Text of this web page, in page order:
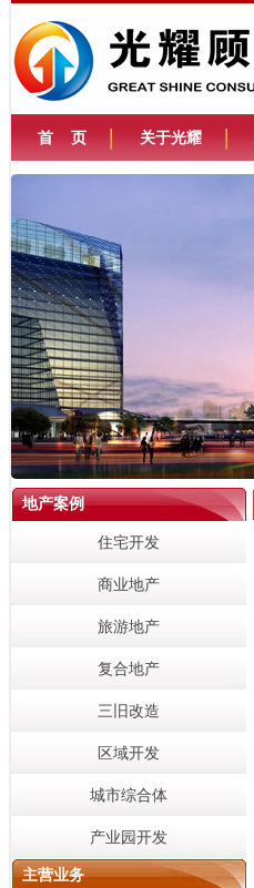
首 页 关于光耀
地产案例
住宅开发
商业地产
旅游地产
复合地产
三旧改造
区域开发
城市综合体
产业园开发
主营业务